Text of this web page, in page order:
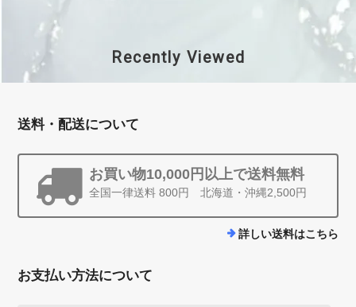
Recently Viewed
送料・配送について
お買い物10,000円以上で送料無料
全国一律送料 800円 北海道・沖縄2,500円
詳しい送料はこちら
お支払い方法について